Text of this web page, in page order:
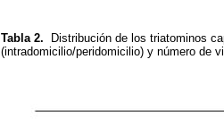
Tabla 2. Distribución de los triatominos
(intradomicilio/peridomicilio) y número de